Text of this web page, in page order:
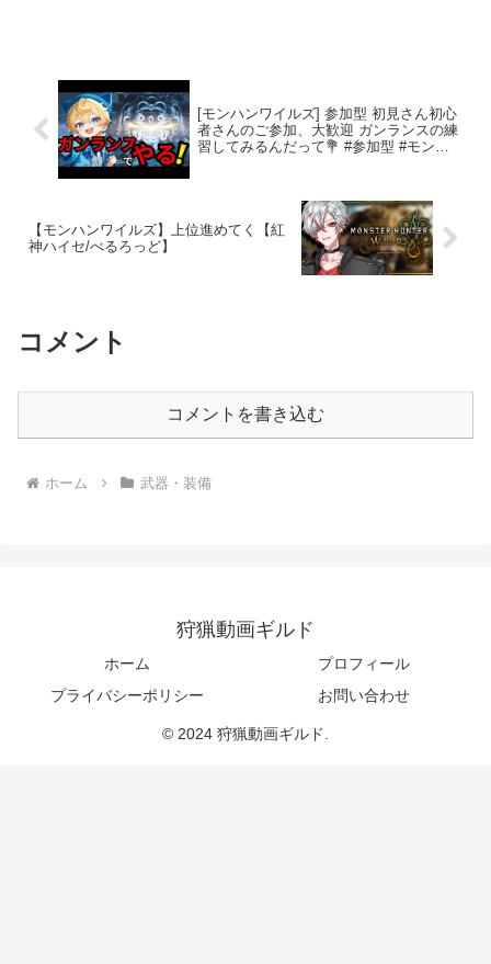
[モンハンワイルズ] 参加型 初見さん初心
者さんのご参加、大歓迎 ガンランスの練
習してみるんだって💐 #参加型 #モンス
【モンハンワイルズ】上位進めてく【紅
神ハイセ/べるろっど】
コメント
コメントを書き込む
ホーム 武器・装備
狩猟動画ギルド
ホーム
プロフィール
プライバシーポリシー
お問い合わせ
© 2024 狩猟動画ギルド.